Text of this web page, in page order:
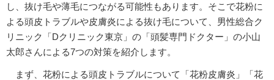
し、抜け毛や薄毛につながる可能性もあります。そこで花粉に
よる頭皮トラブルや皮膚炎による抜け毛について、男性総合ク
リニック「Dクリニック東京」の「頭髪専門ドクター」の小山
太郎さんによる7つの対策を紹介します。
まず、花粉による頭皮トラブルについて「花粉皮膚炎」「花